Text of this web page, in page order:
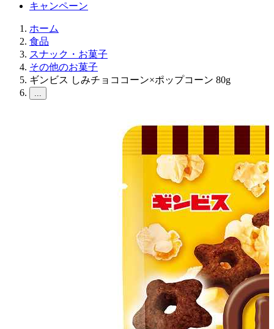
キャンペーン
ホーム
食品
スナック・お菓子
その他のお菓子
ギンビス しみチョココーン×ポップコーン 80g
...